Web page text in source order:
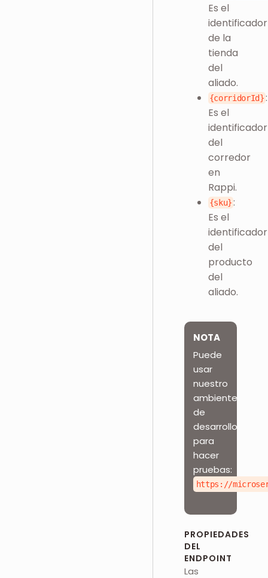
Es el
identificador
de la
tienda
del
aliado.
{corridorId}:
Es el
identificador
del
corredor
en
Rappi.
{sku}:
Es el
identificador
del
producto
del
aliado.
NOTA
Puede
usar
nuestro
ambiente
de
desarrollo
para
hacer
pruebas:
https://
PROPIEDADES
DEL
ENDPOINT
Las